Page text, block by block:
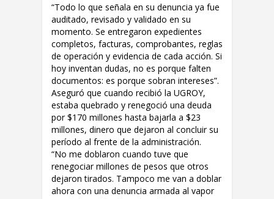
“Todo lo que señala en su denuncia ya fue
auditado, revisado y validado en su
momento. Se entregaron expedientes
completos, facturas, comprobantes, reglas
de operación y evidencia de cada acción. Si
hoy inventan dudas, no es porque falten
documentos: es porque sobran intereses”.
Aseguró que cuando recibió la UGROY,
estaba quebrado y renegoció una deuda
por $170 millones hasta bajarla a $23
millones, dinero que dejaron al concluir su
período al frente de la administración.
“No me doblaron cuando tuve que
renegociar millones de pesos que otros
dejaron tirados. Tampoco me van a doblar
ahora con una denuncia armada al vapor